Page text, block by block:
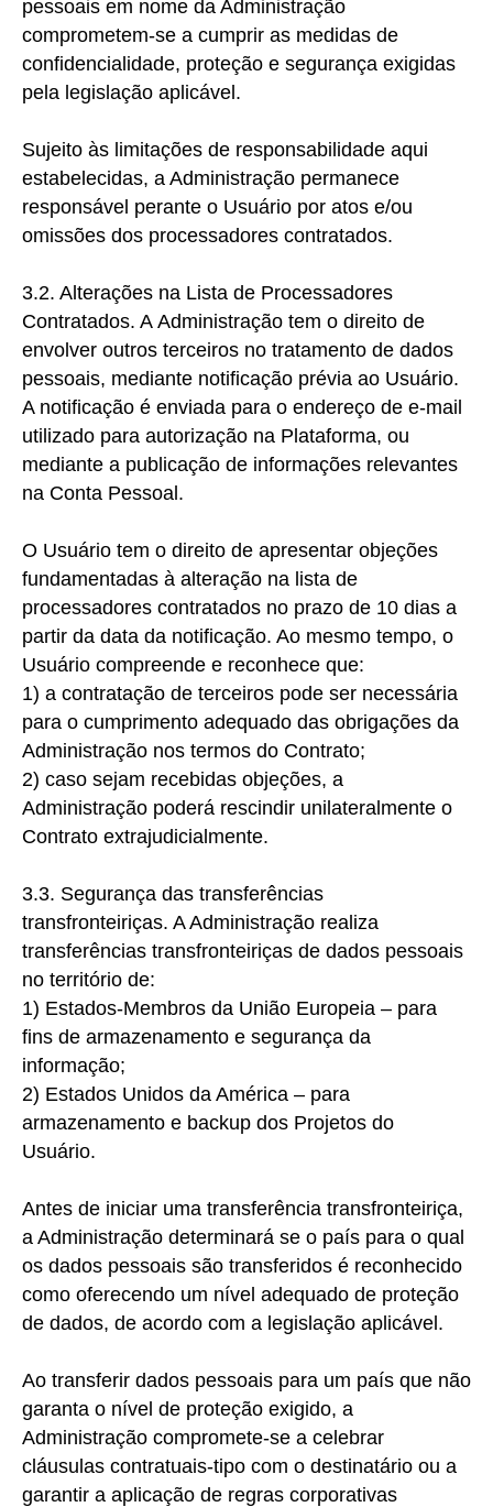
pessoais em nome da Administração
comprometem-se a cumprir as medidas de
confidencialidade, proteção e segurança exigidas
pela legislação aplicável.
Sujeito às limitações de responsabilidade aqui
estabelecidas, a Administração permanece
responsável perante o Usuário por atos e/ou
omissões dos processadores contratados.
3.2. Alterações na Lista de Processadores
Contratados. A Administração tem o direito de
envolver outros terceiros no tratamento de dados
pessoais, mediante notificação prévia ao Usuário.
A notificação é enviada para o endereço de e-mail
utilizado para autorização na Plataforma, ou
mediante a publicação de informações relevantes
na Conta Pessoal.
O Usuário tem o direito de apresentar objeções
fundamentadas à alteração na lista de
processadores contratados no prazo de 10 dias a
partir da data da notificação. Ao mesmo tempo, o
Usuário compreende e reconhece que:
1) a contratação de terceiros pode ser necessária
para o cumprimento adequado das obrigações da
Administração nos termos do Contrato;
2) caso sejam recebidas objeções, a
Administração poderá rescindir unilateralmente o
Contrato extrajudicialmente.
3.3. Segurança das transferências
transfronteiriças. A Administração realiza
transferências transfronteiriças de dados pessoais
no território de:
1) Estados-Membros da União Europeia – para
fins de armazenamento e segurança da
informação;
2) Estados Unidos da América – para
armazenamento e backup dos Projetos do
Usuário.
Antes de iniciar uma transferência transfronteiriça,
a Administração determinará se o país para o qual
os dados pessoais são transferidos é reconhecido
como oferecendo um nível adequado de proteção
de dados, de acordo com a legislação aplicável.
Ao transferir dados pessoais para um país que não
garanta o nível de proteção exigido, a
Administração compromete-se a celebrar
cláusulas contratuais-tipo com o destinatário ou a
garantir a aplicação de regras corporativas